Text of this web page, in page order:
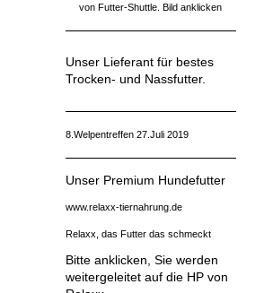
von Futter-Shuttle. Bild anklicken
Unser Lieferant für bestes
Trocken- und Nassfutter.
8.Welpentreffen 27.Juli 2019
Unser Premium Hundefutter
www.relaxx-tiernahrung.de
Relaxx, das Futter das schmeckt
Bitte anklicken, Sie werden
weitergeleitet auf die HP von